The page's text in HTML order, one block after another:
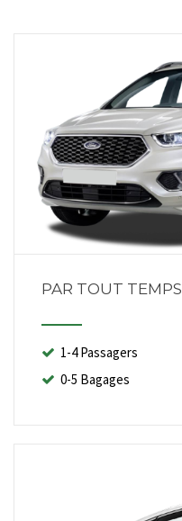
PAR TOUT TEMPS
1-4 Passagers
0-5 Bagages